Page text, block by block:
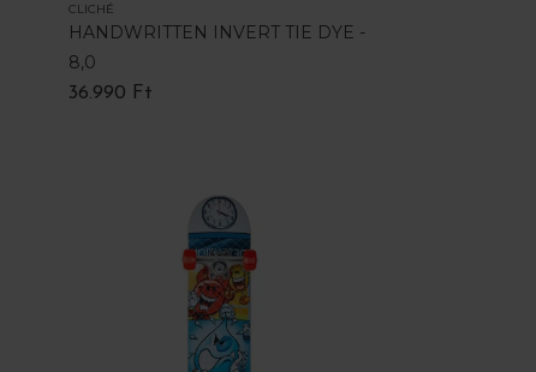
CLICHÉ
HANDWRITTEN INVERT TIE DYE -
8,0
36.990 Ft